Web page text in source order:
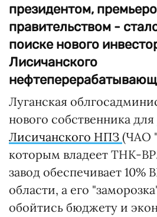
президентом,
правительством -
поиске нового
Лисичанского
Луганская
нового собственника для
Лисичанского НПЗ (ЧАО
которым владеет ТНК-
завод обеспечивает 10%
области, а его
обойтись бюджету и